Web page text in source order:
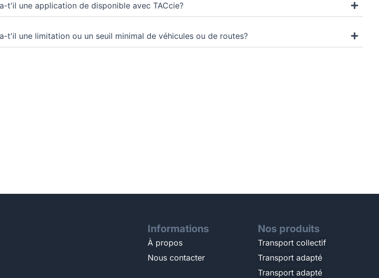
t'il une application de disponible avec TACcie?
t'il une limitation ou un seuil minimal de véhicules ou de routes?
Informations
À propos
Nous contacter
Nos produits
Transport collectif
Transport adapté
Transport adapté